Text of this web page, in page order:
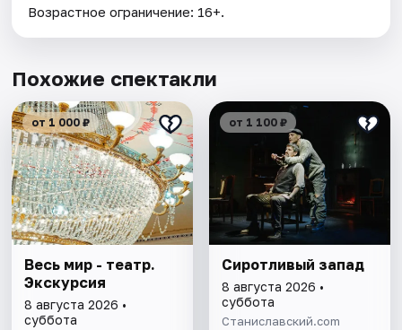
Возрастное ограничение: 16+.
Похожие спектакли
от 1 000 ₽
Весь мир - театр.
Экскурсия
8 августа 2026 •
суббота
от 1 100 ₽
Сиротливый запад
8 августа 2026 •
суббота
Станиславский.com